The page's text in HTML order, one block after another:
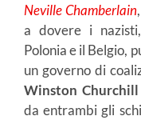
Neville Chamberlain
a dovere i
Polonia e il Belgio,
un governo di
Winston Churchill
da entrambi gli